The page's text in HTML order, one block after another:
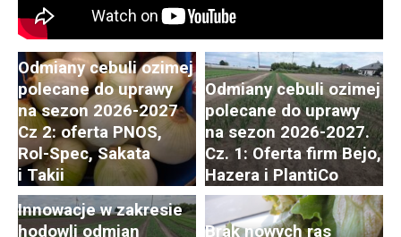
Odmiany cebuli ozimej
polecane do uprawy
na sezon 2026-2027
Cz 2: oferta PNOS,
Rol-Spec, Sakata
i Takii
Odmiany cebuli ozimej
polecane do uprawy
na sezon 2026-2027.
Cz. 1: Oferta firm Bejo,
Hazera i PlantiCo
Postępy i trendy
w hodowli i uprawie
rzodkiewki. Cz. 2:
Innowacje w zakresie
hodowli odmian
Brak nowych ras